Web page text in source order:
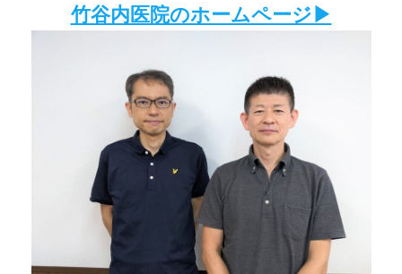
竹谷内医院のホームページ▶